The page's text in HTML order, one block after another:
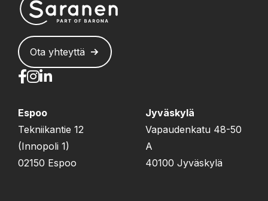
Ota yhteyttä
Espoo
Tekniikantie 12
(Innopoli 1)
02150 Espoo
Jyväskylä
Vapaudenkatu 48-50
A
40100 Jyväskylä